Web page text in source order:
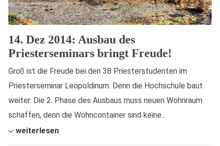
14. Dez 2014: Ausbau des
Priesterseminars bringt Freude!
Groß ist die Freude bei den 38 Priesterstudenten im
Priesterseminar Leopoldinum. Denn die Hochschule baut
weiter. Die 2. Phase des Ausbaus muss neuen Wohnraum
schaffen, denn die Wohncontainer sind keine...
weiterlesen